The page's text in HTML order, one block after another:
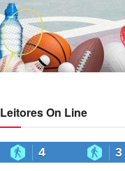
Leitores On Line
4 3